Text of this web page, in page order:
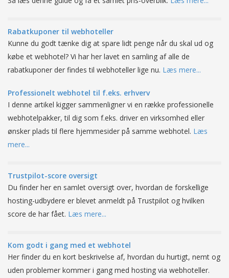
Rabatkuponer til webhoteller
Kunne du godt tænke dig at spare lidt penge når du skal ud og
købe et webhotel? Vi har her lavet en samling af alle de
rabatkuponer der findes til webhoteller lige nu. Læs mere...
Professionelt webhotel til f.eks. erhverv
I denne artikel kigger sammenligner vi en række professionelle
webhotelpakker, til dig som f.eks. driver en virksomhed eller
ønsker plads til flere hjemmesider på samme webhotel. Læs
mere...
Trustpilot-score oversigt
Du finder her en samlet oversigt over, hvordan de forskellige
hosting-udbydere er blevet anmeldt på Trustpilot og hvilken
score de har fået. Læs mere...
Kom godt i gang med et webhotel
Her finder du en kort beskrivelse af, hvordan du hurtigt, nemt og
uden problemer kommer i gang med hosting via webhoteller.